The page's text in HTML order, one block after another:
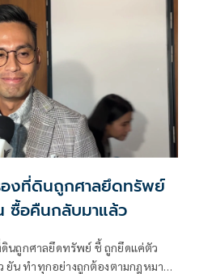
สให้ส้มเข้าร่วมรัฐบาลหรือไม่ ว่า ตอน
ย่างมาก ซึ่งก็ยังไม่ได้มีการยืนยันใน
งที่ดินถูกศาลยึดทรัพย์
ซื้อคืนกลับมาแล้ว
ดินถูกศาลยึดทรัพย์ ชี้ ถูกยึดแค่ตัว
น ทำทุกอย่างถูกต้องตามกฎหมาย